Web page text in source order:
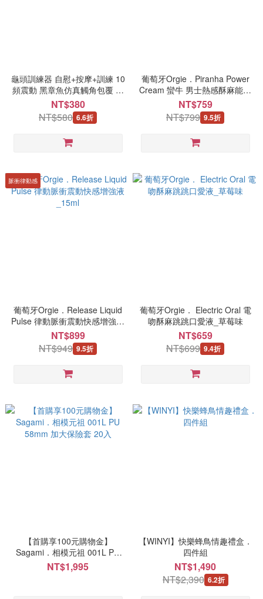
龜頭訓練器 自慰+按摩+訓練 10
頻震動 黑章魚仿真觸角包覆 男
用鍛鍊器
NT$380
NT$580 6.6折
葡萄牙Orgie．Piranha Power
Cream 蠻牛 男士熱感酥麻能量
增強膏_15ml
NT$759
NT$799 9.5折
脈衝律動感
葡萄牙Orgie．Release Liquid
Pulse 律動脈衝震動快感增強液
_15ml
NT$899
NT$949 9.5折
葡萄牙Orgie． Electric Oral 電
吻酥麻跳跳口愛液_草莓味
NT$659
NT$699 9.4折
【首購享100元購物金】
Sagami．相模元祖 001L PU
58mm 加大保險套 20入
NT$1,995
【WINYI】快樂蜂鳥情趣禮盒．
四件組
NT$1,490
NT$2,390 6.2折